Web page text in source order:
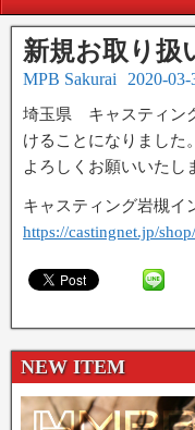
新規お取り扱
MPB Sakurai 2020-03-
埼玉県 キャスティン
けることになりました。
よろしくお願いいたし
キャスティング岩槻
https://castingnet.jp/
NEW ITEM